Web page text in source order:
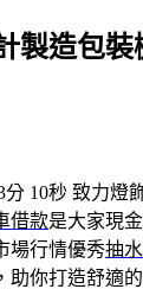
製造包
10秒 致力燈
借款是大家現
場行情優秀抽
助你打造舒適